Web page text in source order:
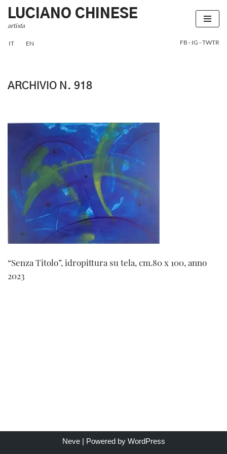
Vai
al
LUCIANO CHINESE
artista
IT EN FB - IG -TWTR
ARCHIVIO N. 918
“Senza Titolo”, idropittura su tela, cm.80 x 100, anno
2023
Neve| Powered by WordPress